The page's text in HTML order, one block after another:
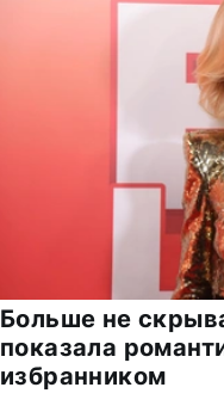
Больше не
показала
избранником